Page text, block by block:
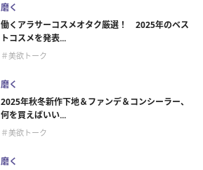
磨く
働くアラサーコスメオタク厳選！ 2025年のベス
トコスメを発表...
＃美欲トーク
磨く
2025年秋冬新作下地＆ファンデ＆コンシーラー、
何を買えばいい...
＃美欲トーク
磨く